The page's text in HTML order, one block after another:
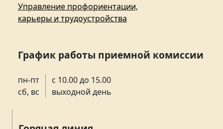
Управление профориентации,
карьеры и трудоустройства
График работы приемной комиссии
пн-пт
сб, вс
с 10.00 до 15.00
выходной день